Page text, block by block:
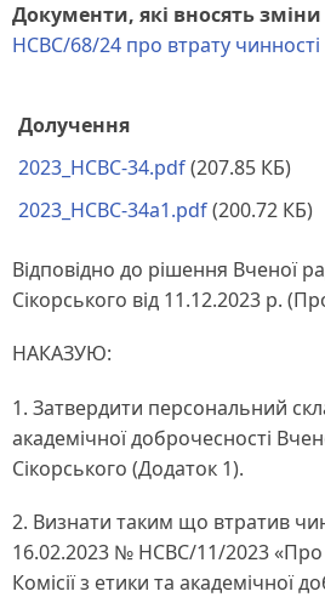
Документи, які вносять
НСВС/68/24 про втрату чинності
Долучення
2023_HCBC-34.pdf(207.85 КБ)
2023_HCBC-34a1.pdf(200.72 КБ)
Відповідно до рішення Вченої
Сікорського від 11.12.2023 р.
НАКАЗУЮ:
1. Затвердити персональний
академічної доброчесності
Сікорського (Додаток 1).
2. Визнати таким що втратив
16.02.2023 № НСВС/11/2023 «Про
Комісії з етики та академічної